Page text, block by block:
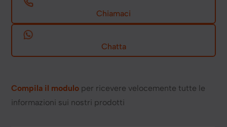
Compila il modulo per ricevere velocemente tutte le
informazioni sui nostri prodotti
Chiamaci
Chatta